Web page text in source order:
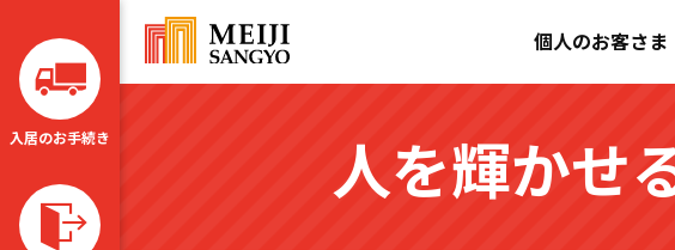
個人のお客さま
入居のお手続き 人を輝かせ